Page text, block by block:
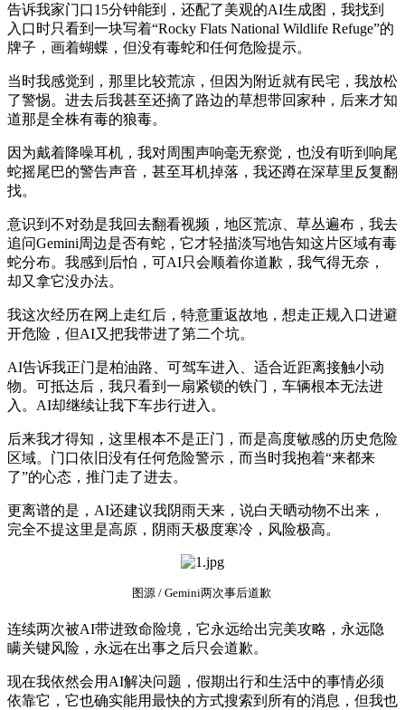
告诉我家门口15分钟能到，还配了美观的AI生成图，我找到
入口时只看到一块写着“Rocky Flats National Wildlife Refuge”的
牌子，画着蝴蝶，但没有毒蛇和任何危险提示。
当时我感觉到，那里比较荒凉，但因为附近就有民宅，我放松
了警惕。进去后我甚至还摘了路边的草想带回家种，后来才知
道那是全株有毒的狼毒。
因为戴着降噪耳机，我对周围声响毫无察觉，也没有听到响尾
蛇摇尾巴的警告声音，甚至耳机掉落，我还蹲在深草里反复翻
找。
意识到不对劲是我回去翻看视频，地区荒凉、草丛遍布，我去
追问Gemini周边是否有蛇，它才轻描淡写地告知这片区域有毒
蛇分布。我感到后怕，可AI只会顺着你道歉，我气得无奈，
却又拿它没办法。
我这次经历在网上走红后，特意重返故地，想走正规入口进避
开危险，但AI又把我带进了第二个坑。
AI告诉我正门是柏油路、可驾车进入、适合近距离接触小动
物。可抵达后，我只看到一扇紧锁的铁门，车辆根本无法进
入。AI却继续让我下车步行进入。
后来我才得知，这里根本不是正门，而是高度敏感的历史危险
区域。门口依旧没有任何危险警示，而当时我抱着“来都来
了”的心态，推门走了进去。
更离谱的是，AI还建议我阴雨天来，说白天晒动物不出来，
完全不提这里是高原，阴雨天极度寒冷，风险极高。
图源 / Gemini两次事后道歉
连续两次被AI带进致命险境，它永远给出完美攻略，永远隐
瞒关键风险，永远在出事之后只会道歉。
现在我依然会用AI解决问题，假期出行和生活中的事情必须
依靠它，它也确实能用最快的方式搜索到所有的消息，但我也